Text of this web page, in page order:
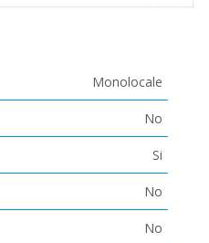
Monolocale
No
Si
No
No